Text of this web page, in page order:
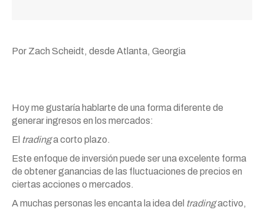
Por Zach Scheidt, desde Atlanta, Georgia
Hoy me gustaría hablarte de una forma diferente de
generar ingresos en los mercados:
El tradinga corto plazo.
Este enfoque de inversión puede ser una excelente forma
de obtener ganancias de las fluctuaciones de precios en
ciertas acciones o mercados.
A muchas personas les encanta la idea del tradingactivo,